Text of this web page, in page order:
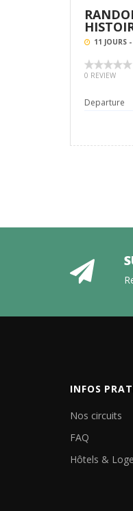
11 JOURS
0 REVIEW
Departure
INFOS
Nos circuits
FAQ
Hôtels &